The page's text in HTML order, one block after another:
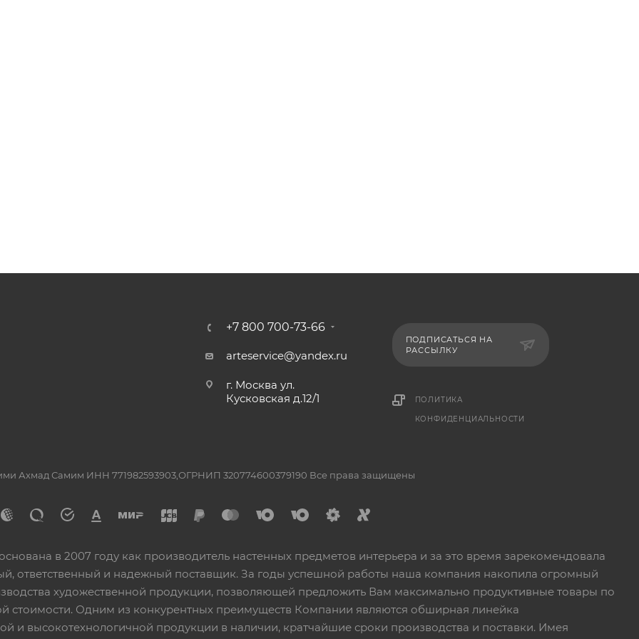
+7 800 700-73-66
arteservice@yandex.ru
г. Москва ул.
Кусковская д.12/1
ПОДПИСАТЬСЯ НА
РАССЫЛКУ
ПОЛИТИКА
КОНФИДЕНЦИАЛЬНОСТИ
Ахмад Самим ИНН 771982593903,ОГРНИП 320774600379190 Все права защищены
в 2007 году как производитель настенных предметов интерьера и за это время зарекомендовала
ответственный и надежный поставщик. За годы успешной работы наша компания накопила огромный
художественной продукции, позволяющей предложить Вам максимально продуктивные товары по
стоимости. Одним из конкурентных преимуществ Компании являются обширная линейка
и высокотехнологичной продукции в наличии, кратчайшие сроки производства и поставки. Имея